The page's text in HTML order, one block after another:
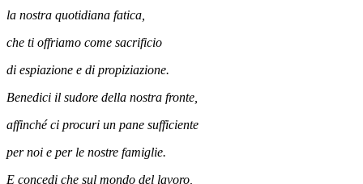
la nostra quotidiana fatica,
che ti offriamo come sacrificio
di espiazione e di propiziazione.
Benedici il sudore della nostra fronte,
affinché ci procuri un pane sufficiente
per noi e per le nostre famiglie.
E concedi che sul mondo del lavoro,